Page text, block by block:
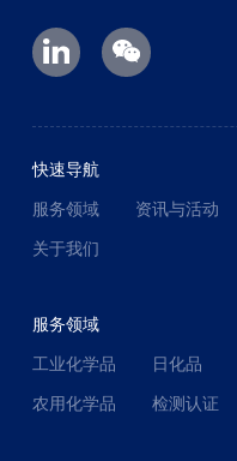
快速导航
服务领域
资讯与活动
关于我们
服务领域
工业化学品
日化品
农用化学品
检测认证